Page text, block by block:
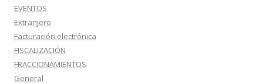
EVENTOS
Extranjero
Facturación electrónica
FISCALIZACIÓN
FRACCIONAMIENTOS
General